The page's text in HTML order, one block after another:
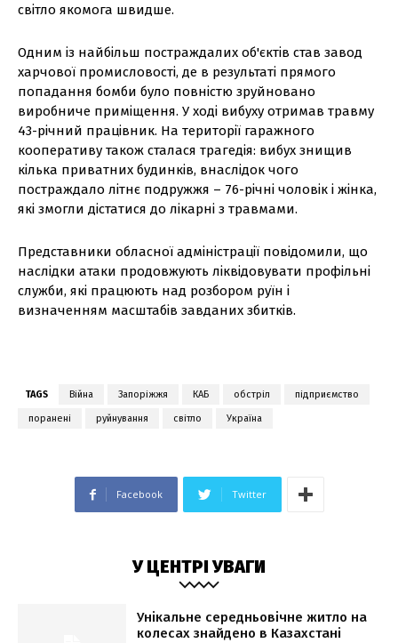
світло якомога швидше.
Одним із найбільш постраждалих об'єктів став завод
харчової промисловості, де в результаті прямого
попадання бомби було повністю зруйновано
виробниче приміщення. У ході вибуху отримав травму
43-річний працівник. На території гаражного
кооперативу також сталася трагедія: вибух знищив
кілька приватних будинків, внаслідок чого
постраждало літнє подружжя – 76-річні чоловік і жінка,
які змогли дістатися до лікарні з травмами.
Представники обласної адміністрації повідомили, що
наслідки атаки продовжують ліквідовувати профільні
служби, які працюють над розбором руїн і
визначенням масштабів завданих збитків.
TAGS Війна Запоріжжя КАБ обстріл підприємство
поранені руйнування світло Україна
Facebook Twitter
У ЦЕНТРІ УВАГИ
Унікальне середньовічне житло на
колесах знайдено в Казахстані